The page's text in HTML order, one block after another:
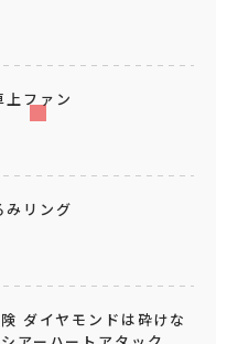
ファン
リング
ダイヤモンドは砕けな